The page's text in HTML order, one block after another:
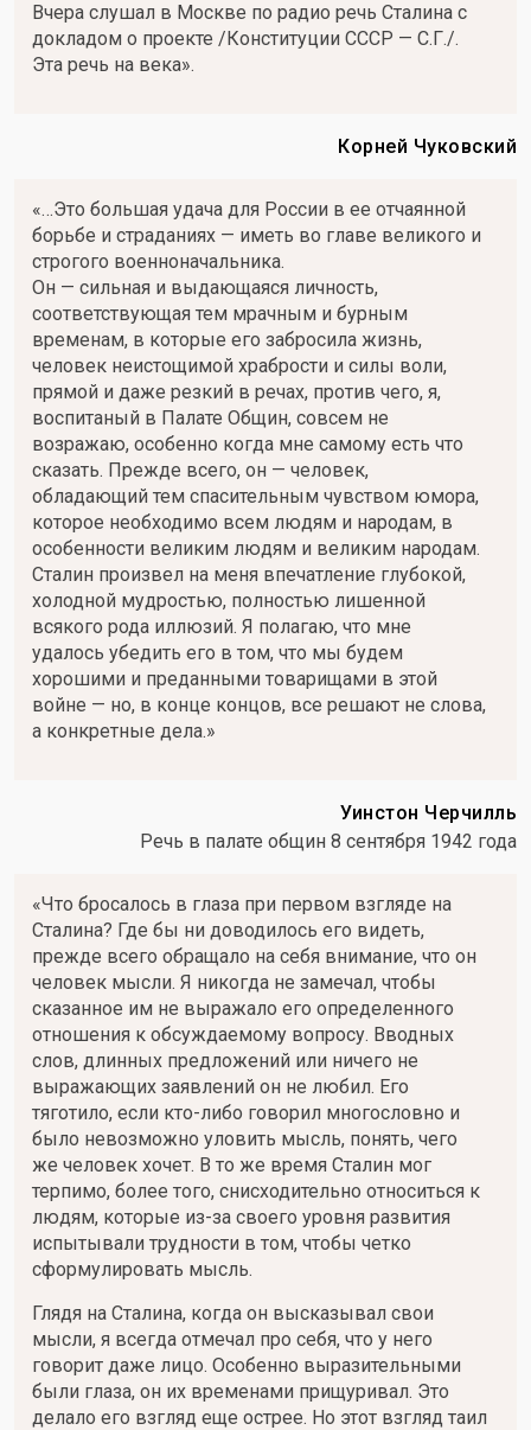
Вчера слушал в Москве по радио речь Сталина с
докладом о проекте /Конституции СССР — С.Г./.
Эта речь на века».
Корней Чуковский
«…Это большая удача для России в ее отчаянной
борьбе и страданиях — иметь во главе великого и
строгого военноначальника.
Он — сильная и выдающаяся личность,
соответствующая тем мрачным и бурным
временам, в которые его забросила жизнь,
человек неистощимой храбрости и силы воли,
прямой и даже резкий в речах, против чего, я,
воспитаный в Палате Общин, совсем не
возражаю, особенно когда мне самому есть что
сказать. Прежде всего, он — человек,
обладающий тем спасительным чувством юмора,
которое необходимо всем людям и народам, в
особенности великим людям и великим народам.
Сталин произвел на меня впечатление глубокой,
холодной мудростью, полностью лишенной
всякого рода иллюзий. Я полагаю, что мне
удалось убедить его в том, что мы будем
хорошими и преданными товарищами в этой
войне — но, в конце концов, все решают не слова,
а конкретные дела.»
Уинстон Черчилль
Речь в палате общин 8 сентября 1942 года
«Что бросалось в глаза при первом взгляде на
Сталина? Где бы ни доводилось его видеть,
прежде всего обращало на себя внимание, что он
человек мысли. Я никогда не замечал, чтобы
сказанное им не выражало его определенного
отношения к обсуждаемому вопросу. Вводных
слов, длинных предложений или ничего не
выражающих заявлений он не любил. Его
тяготило, если кто-либо говорил многословно и
было невозможно уловить мысль, понять, чего
же человек хочет. В то же время Сталин мог
терпимо, более того, снисходительно относиться к
людям, которые из-за своего уровня развития
испытывали трудности в том, чтобы четко
сформулировать мысль.
Глядя на Сталина, когда он высказывал свои
мысли, я всегда отмечал про себя, что у него
говорит даже лицо. Особенно выразительными
были глаза, он их временами прищуривал. Это
делало его взгляд еще острее. Но этот взгляд таил